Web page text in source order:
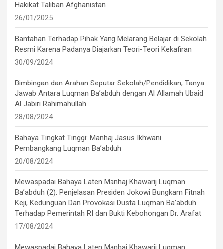
Hakikat Taliban Afghanistan
26/01/2025
Bantahan Terhadap Pihak Yang Melarang Belajar di Sekolah
Resmi Karena Padanya Diajarkan Teori-Teori Kekafiran
30/09/2024
Bimbingan dan Arahan Seputar Sekolah/Pendidikan, Tanya
Jawab Antara Luqman Ba’abduh dengan Al Allamah Ubaid
Al Jabiri Rahimahullah
28/08/2024
Bahaya Tingkat Tinggi: Manhaj Jasus Ikhwani
Pembangkang Luqman Ba’abduh
20/08/2024
Mewaspadai Bahaya Laten Manhaj Khawarij Luqman
Ba’abduh (2): Penjelasan Presiden Jokowi Bungkam Fitnah
Keji, Kedunguan Dan Provokasi Dusta Luqman Ba’abduh
Terhadap Pemerintah RI dan Bukti Kebohongan Dr. Arafat
17/08/2024
Mewaspadai Bahaya Laten Manhaj Khawarij Luqman